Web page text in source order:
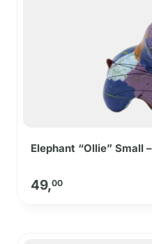
Elephant “Ollie” Small
49,00